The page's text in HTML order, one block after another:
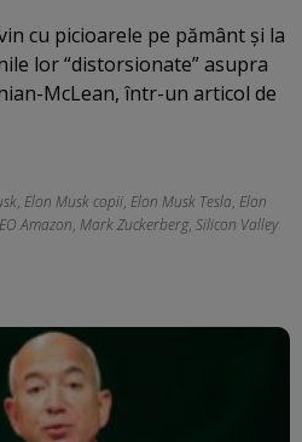
cu picioarele pe pământ şi la
lor “distorsionate” asupra
McLean, într-un articol de
, Elon Musk copii, Elon Musk Tesla, Elon
Amazon, Mark Zuckerberg, Silicon Valley